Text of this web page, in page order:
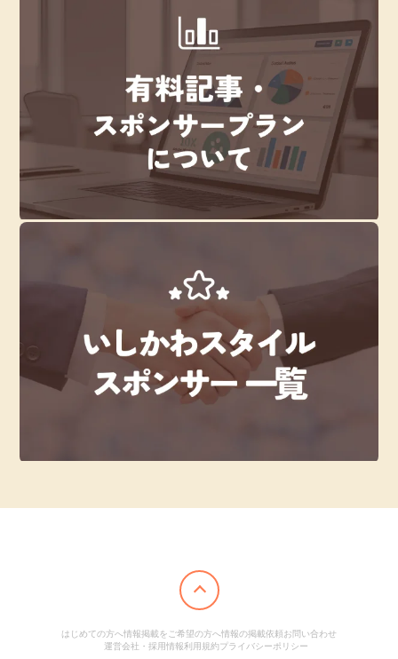
はじめての方へ情報掲載をご希望の方へ情報の掲載依頼お問い合わせ
運営会社・採用情報利用規約プライバシーポリシー